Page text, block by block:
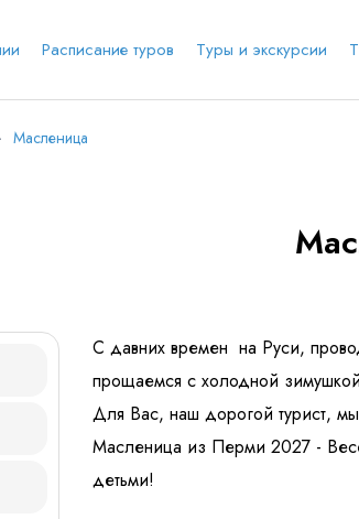
Расписание туров Туры и экскурсии
Масленица
С давних времен на Руси,
прощаемся с холодной
Для Вас, наш дорогой турист,
Масленица из Перми 2027 -
детьми!